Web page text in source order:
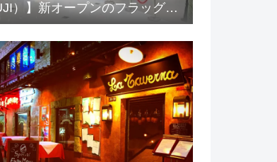
）】新オープンのフラッグス
行ってみた